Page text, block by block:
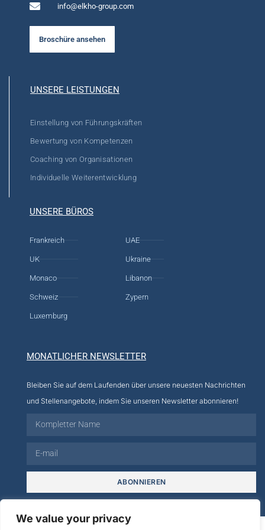
We value your privacy
info@elkho-group.com
Broschüre ansehen
UNSERE LEISTUNGEN
Einstellung von Führungskräften
Bewertung von Kompetenzen
Coaching von Organisationen
Individuelle Weiterentwicklung
UNSERE BÜROS
Frankreich
UK
Monaco
Schweiz
Luxemburg
UAE
Ukraine
Libanon
Zypern
MONATLICHER NEWSLETTER
Bleiben Sie auf dem Laufenden über unsere neuesten Nachrichten
und Stellenangebote, indem Sie unseren Newsletter abonnieren!
ABONNIEREN